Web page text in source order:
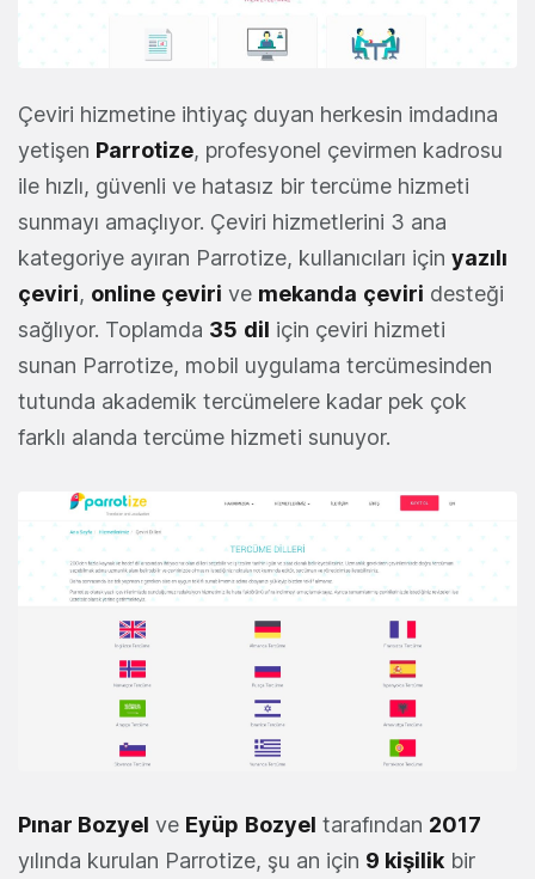
Çeviri hizmetine ihtiyaç duyan herkesin imdadına
yetişen Parrotize, profesyonel çevirmen kadrosu
ile hızlı, güvenli ve hatasız bir tercüme hizmeti
sunmayı amaçlıyor. Çeviri hizmetlerini 3 ana
kategoriye ayıran Parrotize, kullanıcıları için yazılı
çeviri, online çeviri ve mekanda çeviri desteği
sağlıyor. Toplamda 35 dil için çeviri hizmeti
sunan Parrotize, mobil uygulama tercümesinden
tutunda akademik tercümelere kadar pek çok
farklı alanda tercüme hizmeti sunuyor.
Pınar Bozyel ve Eyüp Bozyel tarafından 2017
yılında kurulan Parrotize, şu an için 9 kişilik bir